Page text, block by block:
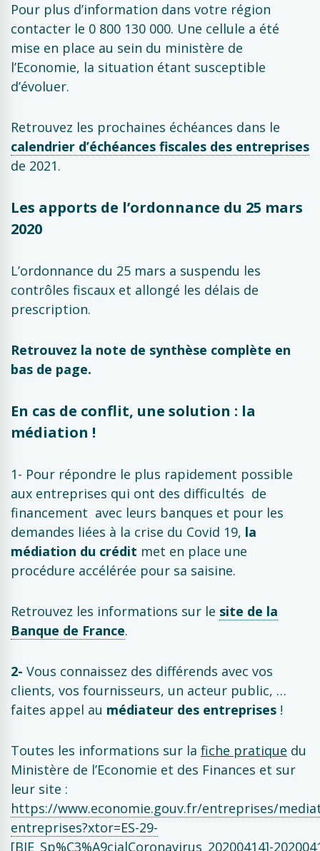
Pour plus d’information dans votre région
contacter le 0 800 130 000. Une cellule a été
mise en place au sein du ministère de
l’Economie, la situation étant susceptible
d’évoluer.
Retrouvez les prochaines échéances dans le
calendrier d’échéances fiscales des entreprises
de 2021.
Les apports de l’ordonnance du 25 mars
2020
L’ordonnance du 25 mars a suspendu les
contrôles fiscaux et allongé les délais de
prescription.
Retrouvez la note de synthèse complète en
bas de page.
En cas de conflit, une solution : la
médiation !
1- Pour répondre le plus rapidement possible
aux entreprises qui ont des difficultés de
financement avec leurs banques et pour les
demandes liées à la crise du Covid 19, la
médiation du crédit met en place une
procédure accélérée pour sa saisine.
Retrouvez les informations sur le site de la
Banque de France.
2- Vous connaissez des différends avec vos
clients, vos fournisseurs, un acteur public, …
faites appel au médiateur des entreprises !
Toutes les informations sur la fiche pratique du
Ministère de l’Economie et des Finances et sur
leur site :
https://www.economie.gouv.fr/entreprises/
entreprises?xtor=ES-29-
[BIE_Sp%C3%A9cialCoronavirus_20200414]-